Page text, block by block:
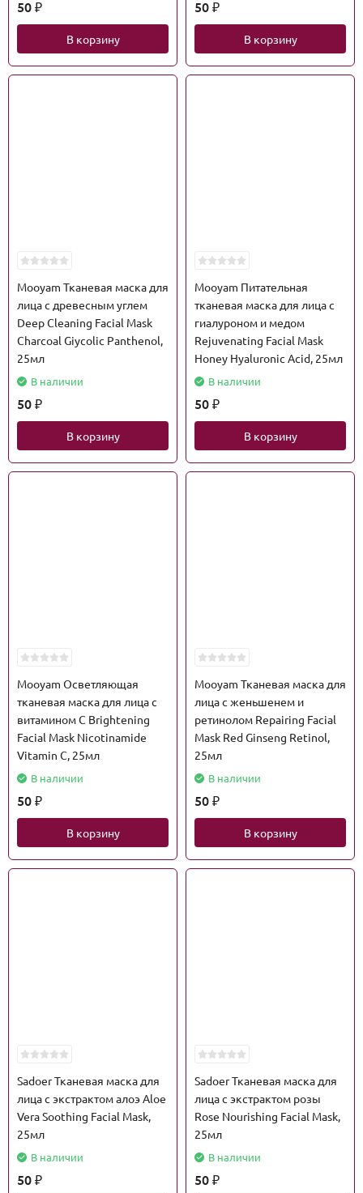
50 ₽
В корзину
50 ₽
В корзину
Mooyam Тканевая маска для
лица с древесным углем
Deep Cleaning Facial Mask
Charcoal Giycolic Panthenol,
25мл
В наличии
50 ₽
В корзину
Mooyam Питательная
тканевая маска для лица с
гиалуроном и медом
Rejuvenating Facial Mask
Honey Hyaluronic Acid, 25мл
В наличии
50 ₽
В корзину
Mooyam Осветляющая
тканевая маска для лица с
витамином С Brightening
Facial Mask Nicotinamide
Vitamin C, 25мл
В наличии
50 ₽
В корзину
Mooyam Тканевая маска для
лица с женьшенем и
ретинолом Repairing Facial
Mask Red Ginseng Retinol,
25мл
В наличии
50 ₽
В корзину
Sadoer Тканевая маска для
лица с экстрактом алоэ Aloe
Vera Soothing Facial Mask,
25мл
В наличии
50 ₽
Sadoer Тканевая маска для
лица с экстрактом розы
Rose Nourishing Facial Mask,
25мл
В наличии
50 ₽